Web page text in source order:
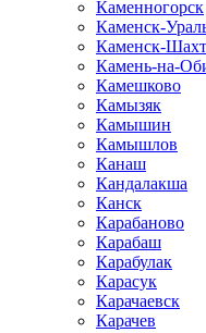
Каменногорск
Каменск-
Каменск-
Камень-на-
Камешково
Камызяк
Камышин
Камышлов
Канаш
Кандалакша
Канск
Карабаново
Карабаш
Карабулак
Карасук
Карачаевск
Карачев